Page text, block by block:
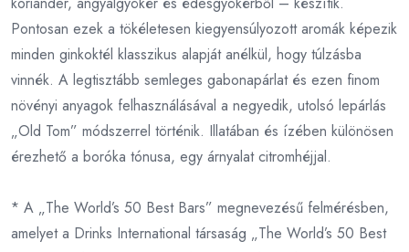
Pontosan ezek a tökéletesen kiegyensúlyozott aromák képezik
minden ginkoktél klasszikus alapját anélkül, hogy túlzásba
vinnék. A legtisztább semleges gabonapárlat és ezen finom
növényi anyagok felhasználásával a negyedik, utolsó lepárlás
„Old Tom” módszerrel történik. Illatában és ízében különösen
érezhető a boróka tónusa, egy árnyalat citromhéjjal.
* A „The World’s 50 Best Bars” megnevezésű felmérésben,
amelyet a Drinks International társaság „The World’s 50 Best